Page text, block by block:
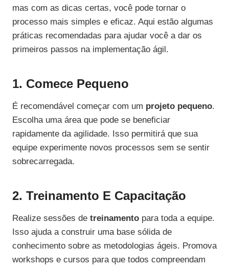
mas com as dicas certas, você pode tornar o
processo mais simples e eficaz. Aqui estão algumas
práticas recomendadas para ajudar você a dar os
primeiros passos na implementação ágil.
1. Comece Pequeno
É recomendável começar com um projeto pequeno.
Escolha uma área que pode se beneficiar
rapidamente da agilidade. Isso permitirá que sua
equipe experimente novos processos sem se sentir
sobrecarregada.
2. Treinamento E Capacitação
Realize sessões de treinamento para toda a equipe.
Isso ajuda a construir uma base sólida de
conhecimento sobre as metodologias ágeis. Promova
workshops e cursos para que todos compreendam